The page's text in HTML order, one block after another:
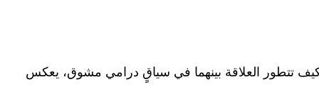
كيف تتطور العلاقة بينهما في سياقٍ درامي مشوق، يعكس